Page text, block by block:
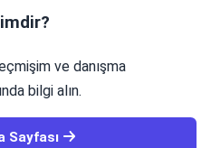
ve danışma
bilgi alın.
Sayfası